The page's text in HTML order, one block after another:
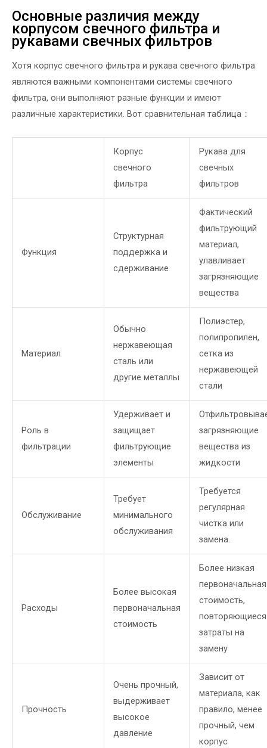
Основные различия между
корпусом свечного фильтра и
рукавами свечных фильтров
Хотя корпус свечного фильтра и рукава свечного фильтра
являются важными компонентами системы свечного
фильтра, они выполняют разные функции и имеют
различные характеристики. Вот сравнительная таблица：
Корпус
свечного
фильтра
Рукава для
свечных
фильтров
Функция
Структурная
поддержка и
сдерживание
Фактический
фильтрующий
материал,
улавливает
загрязняющие
вещества
Материал
Обычно
нержавеющая
сталь или
другие металлы
Полиэстер,
полипропилен,
сетка из
нержавеющей
стали
Роль в
фильтрации
Удерживает и
защищает
фильтрующие
элементы
загрязняющие
вещества из
жидкости
Обслуживание
Требует
минимального
обслуживания
Требуется
регулярная
чистка или
замена.
Расходы
Более высокая
первоначальная
стоимость
Более низкая
первоначальная
стоимость,
повторяющиеся
затраты на
замену
Прочность
Очень прочный,
выдерживает
высокое
давление
Зависит от
материала, как
правило, менее
прочный, чем
корпус